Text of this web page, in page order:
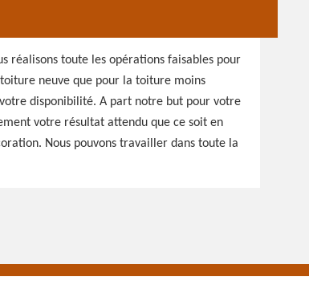
réalisons toute les opérations faisables pour
neuve que pour la toiture moins
disponibilité. A part notre but pour votre
votre résultat attendu que ce soit en
Nous pouvons travailler dans toute la